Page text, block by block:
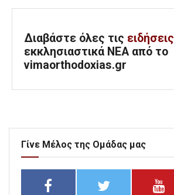
Διαβάστε όλες τις ειδήσεις
εκκλησιαστικά ΝΕΑ από το
vimaorthodoxias.gr
Γίνε Μέλος της Ομάδας μας